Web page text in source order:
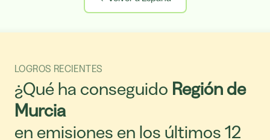
LOGROS RECIENTES
¿Qué ha conseguido Región de
Murcia
en emisiones en los últimos 12